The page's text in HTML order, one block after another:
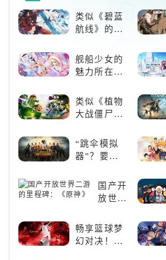
4%的治疗
提升，差别
其中
类似《碧蓝
航线》的养
养成你的梦
想！
舰船少女的
魅力所在：
线》
类似《植物
大战僵尸》
游戏，休闲
娱乐尽在手
“跳伞模拟
器”？要
“刚”？
国产开
放世界
里程
碑：
《原
畅享篮球梦
幻对决！